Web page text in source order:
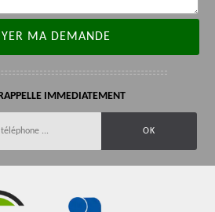
IMMEDIATEMENT